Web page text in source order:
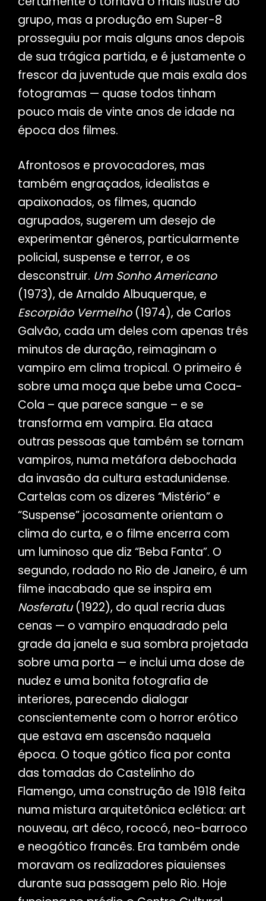
grupo, mas a produção em Super-8
prosseguiu por mais alguns anos depois
de sua trágica partida, e é justamente o
frescor da juventude que mais exala dos
fotogramas — quase todos tinham
pouco mais de vinte anos de idade na
época dos filmes.
Afrontosos e provocadores, mas
também engraçados, idealistas e
apaixonados, os filmes, quando
agrupados, sugerem um desejo de
experimentar gêneros, particularmente
policial, suspense e terror, e os
desconstruir. Um Sonho Americano
(1973), de Arnaldo Albuquerque, e
Escorpião Vermelho(1974), de Carlos
Galvão, cada um deles com apenas três
minutos de duração, reimaginam o
vampiro em clima tropical. O primeiro é
sobre uma moça que bebe uma Coca-
Cola – que parece sangue – e se
transforma em vampira. Ela ataca
outras pessoas que também se tornam
vampiros, numa metáfora debochada
da invasão da cultura estadunidense.
Cartelas com os dizeres “Mistério” e
“Suspense” jocosamente orientam o
clima do curta, e o filme encerra com
um luminoso que diz “Beba Fanta”. O
segundo, rodado no Rio de Janeiro, é um
filme inacabado que se inspira em
Nosferatu(1922), do qual recria duas
cenas — o vampiro enquadrado pela
grade da janela e sua sombra projetada
sobre uma porta — e inclui uma dose de
nudez e uma bonita fotografia de
interiores, parecendo dialogar
conscientemente com o horror erótico
que estava em ascensão naquela
época. O toque gótico fica por conta
das tomadas do Castelinho do
Flamengo, uma construção de 1918 feita
numa mistura arquitetônica eclética: art
nouveau, art déco, rococó, neo-barroco
e neogótico francês. Era também onde
moravam os realizadores piauienses
durante sua passagem pelo Rio. Hoje